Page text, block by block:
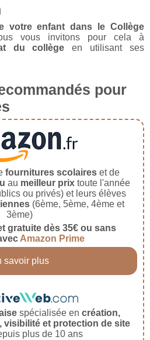
votre enfant dans le Collège
vous invitons pour cela à
du collège en utilisant ses
pour
fournitures scolaireset de
au meilleur prixtoute l'année
ou privés) et leurs élèves
(6ème, 5ème, 4ème et
3ème)
gratuite dès 35€ ou sans
Amazon Prime
savoir plus
spécialisée en création,
visibilité et protection de site
plus de 10 ans